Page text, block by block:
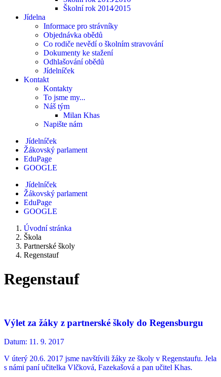
Školní rok 2014⁄2015
Jídelna
Informace pro strávníky
Objednávka obědů
Co rodiče nevědí o školním stravování
Dokumenty ke stažení
Odhlašování obědů
Jídelníček
Kontakt
Kontakty
To jsme my...
Náš tým
Milan Khas
Napište nám
Jídelníček
Žákovský parlament
EduPage
GOOGLE
Jídelníček
Žákovský parlament
EduPage
GOOGLE
Úvodní stránka
Škola
Partnerské školy
Regenstauf
Regenstauf
Výlet za žáky z partnerské školy do Regensburgu
Datum: 11. 9. 2017
V úterý 20.6. 2017 jsme navštívili žáky ze školy v Regenstaufu. Jela
s námi paní učitelka Vlčková, Fazekašová a pan učitel Khas.